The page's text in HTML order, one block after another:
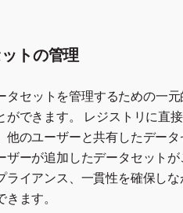
トの管理
タセットを管理するための一
できます。 レジストリに直
他のユーザーと共有したデー
ーが追加したデータセットが
イアンス、一貫性を確保し
ます。